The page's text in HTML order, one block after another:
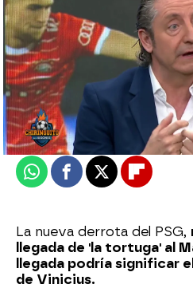
El Chiringuito
Actualizado:
15 de febrero
Publicado:
15 de febrero de
WhatsappFacebook
X Flipboard
La nueva derrota del PSG,
llegada de 'la tortuga' al
llegada podría significar
de Vinicius.